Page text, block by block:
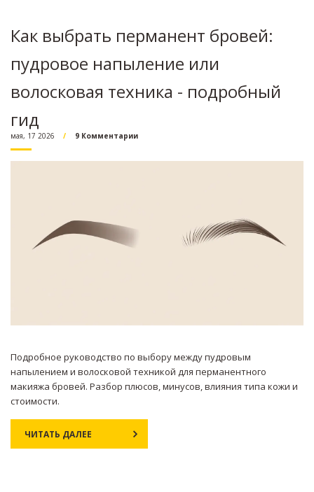
Как выбрать перманент бровей:
пудровое напыление или
волосковая техника - подробный
гид
мая, 17 2026 9 Комментарии
Подробное руководство по выбору между пудровым
напылением и волосковой техникой для перманентного
макияжа бровей. Разбор плюсов, минусов, влияния типа кожи и
стоимости.
ЧИТАТЬ ДАЛЕЕ